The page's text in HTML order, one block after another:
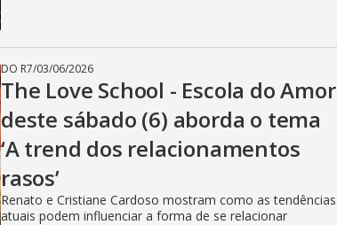
DO R7/03/06/2026
The Love School - Escola do Amor
deste sábado (6) aborda o tema
‘A trend dos relacionamentos
rasos’
Renato e Cristiane Cardoso mostram como as tendências
atuais podem influenciar a forma de se relacionar